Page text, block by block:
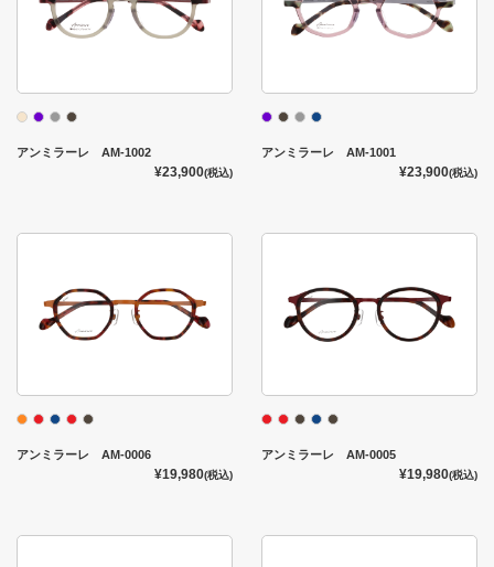
アンミラーレ AM-1002
¥23,900(税込)
アンミラーレ AM-1001
¥23,900(税込)
アンミラーレ AM-0006
¥19,980(税込)
アンミラーレ AM-0005
¥19,980(税込)